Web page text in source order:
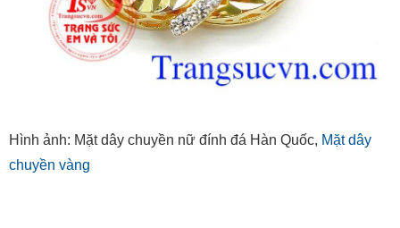
Hình ảnh: Mặt dây chuyền nữ đính đá Hàn Quốc, Mặt dây
chuyền vàng